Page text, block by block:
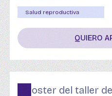
Salud reproductiva
QUIERO